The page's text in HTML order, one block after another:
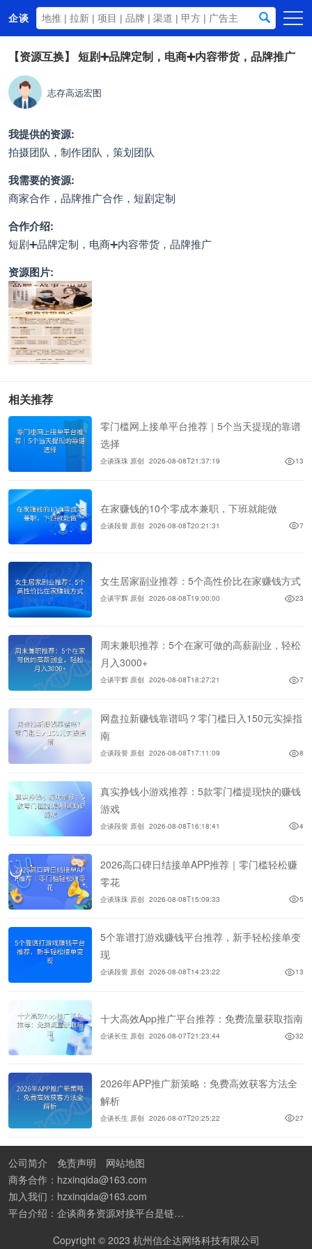
企谈
首页
商务资源
资讯动态
关于我们
【资源互换】 短剧➕品牌定制，电商➕内容带货，品牌推广
志存高远宏图
我提供的资源:
拍摄团队，制作团队，策划团队
我需要的资源:
商家合作，品牌推广合作，短剧定制
合作介绍:
短剧➕品牌定制，电商➕内容带货，品牌推广
资源图片:
相关推荐
零门槛网上接单平台推荐｜5个当天提现的靠谱
选择
企谈珠珠 原创 2026-08-08T21:37:19 13
在家赚钱的10个零成本兼职，下班就能做
企谈段誉 原创 2026-08-08T20:21:31 7
女生居家副业推荐：5个高性价比在家赚钱方式
企谈宇辉 原创 2026-08-08T19:00:00 23
周末兼职推荐：5个在家可做的高薪副业，轻松
月入3000+
企谈宇辉 原创 2026-08-08T18:27:21 7
网盘拉新赚钱靠谱吗？零门槛日入150元实操指
南
企谈段誉 原创 2026-08-08T17:11:09 8
真实挣钱小游戏推荐：5款零门槛提现快的赚钱
游戏
企谈段誉 原创 2026-08-08T16:18:41 4
2026高口碑日结接单APP推荐｜零门槛轻松赚
零花
企谈珠珠 原创 2026-08-08T15:09:33 5
5个靠谱打游戏赚钱平台推荐，新手轻松接单变
现
企谈段誉 原创 2026-08-08T14:23:22 13
十大高效App推广平台推荐：免费流量获取指南
企谈长生 原创 2026-08-07T21:23:44 32
2026年APP推广新策略：免费高效获客方法全
解析
企谈长生 原创 2026-08-07T20:25:22 27
公司简介 免责声明
网站地图
商务合作：hzxinqida@163.com
加入我们：hzxinqida@163.com
平台介绍：企谈商务资源对接平台是链接资源人脉与客户的平台,也是地推app接任务平台、地推拉新团队接单平台。平台汇聚100W+商务资源，地推拉新、APP推广、BD异业合作等业务可免费发布。同时全国的地推团队和个人都可在地推接单平台找到赚钱项目和分享交流地推问题。
Copyright © 2023 杭州信企达网络科技有限公司